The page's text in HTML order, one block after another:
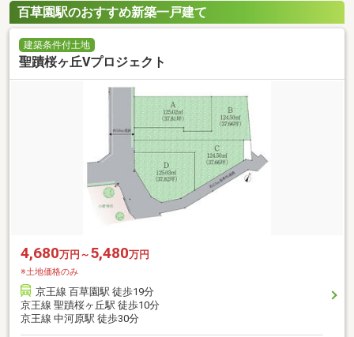
百草園駅のおすすめ新築一戸建て
建築条件付土地
聖蹟桜ヶ丘Vプロジェクト
4,680万円～ 5,480万円
※土地価格のみ
京王線 百草園駅 徒歩19分
京王線 聖蹟桜ヶ丘駅 徒歩10分
京王線 中河原駅 徒歩30分